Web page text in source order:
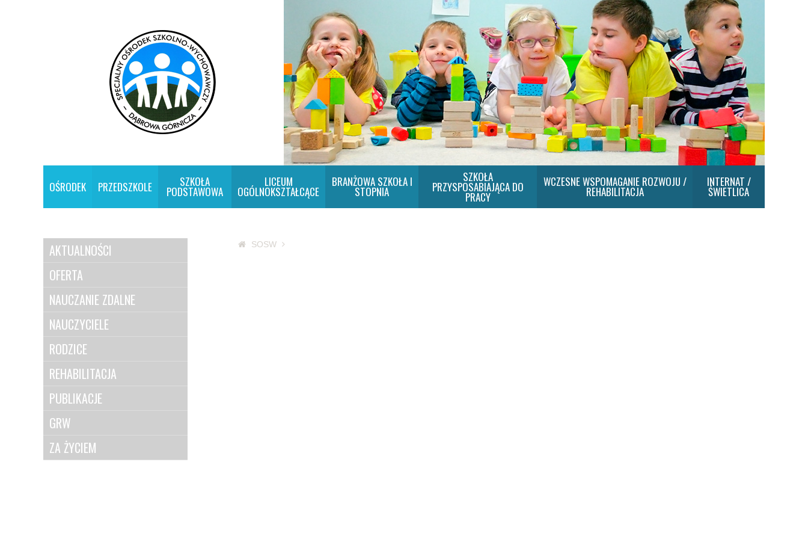
OŚRODEK PRZEDSZKOLE SZKOŁA
PODSTAWOWA
LICEUM
OGÓLNOKSZTAŁCĄCE
BRANŻOWA SZKOŁA I
STOPNIA
SZKOŁA
PRZYSPOSABIAJĄCA DO
PRACY
WCZESNE WSPOMAGANIE ROZWOJU /
REHABILITACJA
INTERNAT /
ŚWIETLICA
AKTUALNOŚCI
OFERTA
NAUCZANIE ZDALNE
NAUCZYCIELE
RODZICE
REHABILITACJA
PUBLIKACJE
GRW
ZA ŻYCIEM
SOSW